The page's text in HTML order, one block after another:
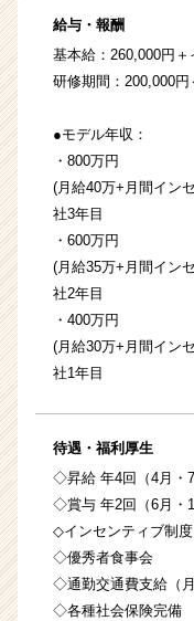
給与・報酬
基本給：260,000円
研修期間：200,000円
●モデル年収：
・800万円
(月給40万+月間イン
社3年目
・600万円
(月給35万+月間イン
社2年目
・400万円
(月給30万+月間イン
社1年目
待遇・福利厚生
◇昇給 年4回（4月・7
◇賞与 年2回（6月・
◇インセンティブ制度
◇優秀者食事会
◇通勤交通費支給（月
◇各種社会保険完備